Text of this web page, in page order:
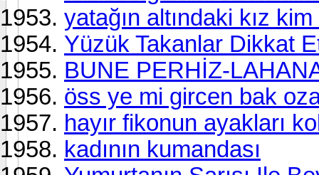
yatağın altındaki kız
Yüzük Takanlar Dikkat
BUNE PERHİZ-
öss ye mi gircen bak
hayır fikonun ayakları
kadının kumandası